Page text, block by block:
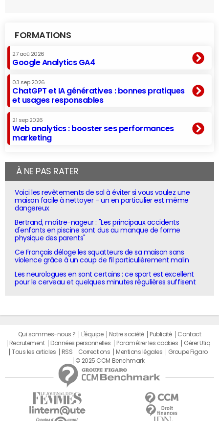
FORMATIONS
27 aoû 2026
Google Analytics GA4
03 sep 2026
ChatGPT et IA génératives : bonnes pratiques
et usages responsables
21 sep 2026
Web analytics : booster ses performances
marketing
À NE PAS RATER
Voici les revêtements de sol à éviter si vous voulez une
maison facile à nettoyer - un en particulier est même
dangereux
Bertrand, maître-nageur : "Les principaux accidents
d'enfants en piscine sont dus au manque de forme
physique des parents"
Ce Français déloge les squatteurs de sa maison sans
violence grâce à un coup de fil particulièrement malin
Les neurologues en sont certains : ce sport est excellent
pour le cerveau et quelques minutes régulières suffisent
Qui sommes-nous ? L'équipe Notre société Publicité
Contact
Recrutement
Données personnelles Paramétrer les cookies
Gérer Utiq
Tous les articles
RSS Corrections Mentions légales
Groupe Figaro
© 2025 CCM Benchmark